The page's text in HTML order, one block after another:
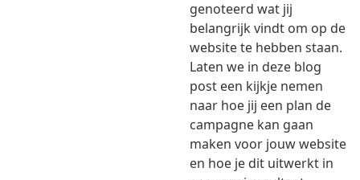
genoteerd wat jij
belangrijk vindt om op de
website te hebben staan.
Laten we in deze blog
post een kijkje nemen
naar hoe jij een plan de
campagne kan gaan
maken voor jouw website
en hoe je dit uitwerkt in